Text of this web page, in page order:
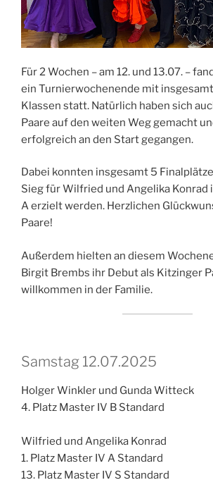
Für 2 Wochen – am 12. und 13.07. –
ein Turnierwochenende mit
Klassen statt. Natürlich haben sich
Paare auf den weiten Weg gemacht
erfolgreich an den Start gegangen.
Dabei konnten insgesamt 5
Sieg für Wilfried und Angelika Konrad
A erzielt werden. Herzlichen
Paare!
Außerdem hielten an diesem
Birgit Brembs ihr Debut als Kitzinger
willkommen in der Familie.
Samstag 12.07.2025
Holger Winkler und Gunda Witteck
4. Platz Master IV B Standard
Wilfried und Angelika Konrad
1. Platz Master IV A Standard
13. Platz Master IV S Standard